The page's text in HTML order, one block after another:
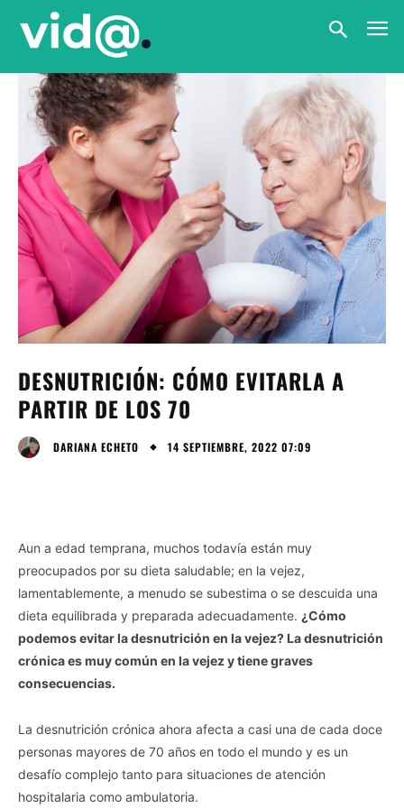
DESNUTRICIÓN: CÓMO EVITARLA A
PARTIR DE LOS 70
DARIANA ECHETO 14 SEPTIEMBRE, 2022 07:09
Aun a edad temprana, muchos todavía están muy
preocupados por su dieta saludable; en la vejez,
lamentablemente, a menudo se subestima o se descuida una
dieta equilibrada y preparada adecuadamente. ¿Cómo
podemos evitar la desnutrición en la vejez? La desnutrición
crónica es muy común en la vejez y tiene graves
consecuencias.
La desnutrición crónica ahora afecta a casi una de cada doce
personas mayores de 70 años en todo el mundo y es un
desafío complejo tanto para situaciones de atención
hospitalaria como ambulatoria.